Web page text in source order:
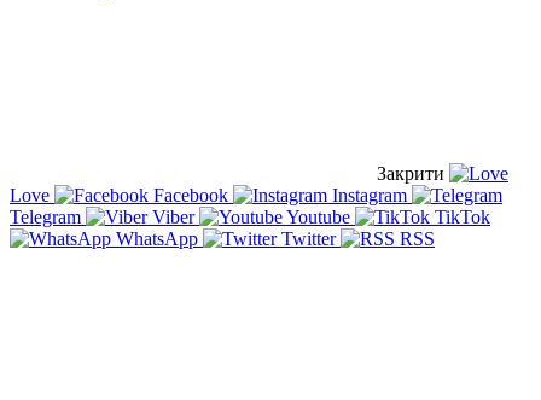
Закрити
Love
Facebook
Instagram
Telegram
Viber Youtube
TikTok
WhatsApp
Twitter RSS